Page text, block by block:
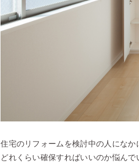
住宅のリフォームを検討中の人にな
どれくらい確保すればいいのか悩ん